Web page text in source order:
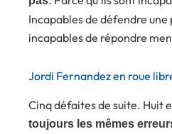
Incapables de défendre une
incapables de répondre
Jordi Fernandez en roue
Cinq défaites de suite. Huit
toujours les mêmes